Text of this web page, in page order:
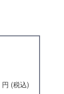
円 (税込)